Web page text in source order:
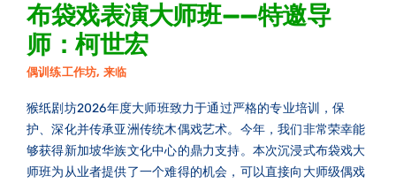
布袋戏表演大师班——特邀导
师：柯世宏
偶训练工作坊, 来临
猴纸剧坊2026年度大师班致力于通过严格的专业培训，保
护、深化并传承亚洲传统木偶戏艺术。今年，我们非常荣幸能
够获得新加坡华族文化中心的鼎力支持。本次沉浸式布袋戏大
师班为从业者提供了一个难得的机会，可以直接向大师级偶戏